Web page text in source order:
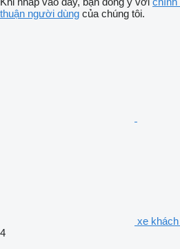
thuận người dùng của chúng tôi.
xe khách
4